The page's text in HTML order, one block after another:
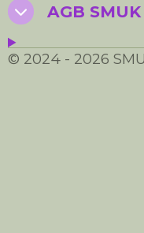
AGB
© 2024 - 2026